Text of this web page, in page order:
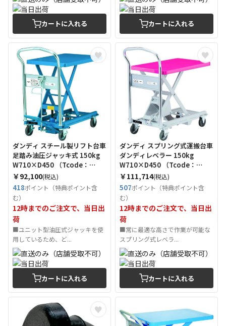
カートに入れる カートに入れる
ダンディ スチール製リフト台車
足踏み油圧ジャッキ式 150kg
W710×D450 （Tcode：
2082572）
￥92,100(税込)
418ポイント（特典ポイント含
む）
12時までのご注文で、当日出
荷
■ユニット型油圧式ジャッキを使
用しているため、ど...
カートに入れる
ダンディ スプリング式運搬台車
ダンディレベラー 150kg
W710×D450 （Tcode：
2082590）
￥111,714(税込)
507ポイント（特典ポイント含
む）
12時までのご注文で、当日出
荷
■常に最適な高さで作業が可能な
スプリング式レベラ...
カートに入れる